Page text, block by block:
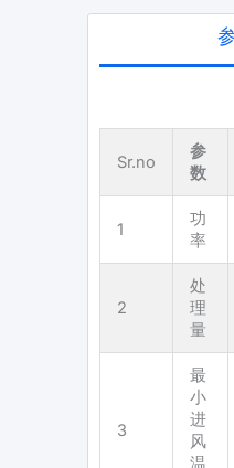
Sr.no
参
数
1
功
率
2
处
理
量
3
最
小
进
风
温